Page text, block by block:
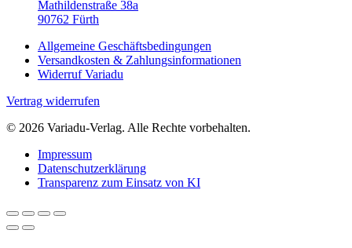
Mathildenstraße 38a
90762 Fürth
Allgemeine Geschäftsbedingungen
Versandkosten & Zahlungsinformationen
Widerruf Variadu
Vertrag widerrufen
© 2026 Variadu-Verlag. Alle Rechte vorbehalten.
Impressum
Datenschutzerklärung
Transparenz zum Einsatz von KI